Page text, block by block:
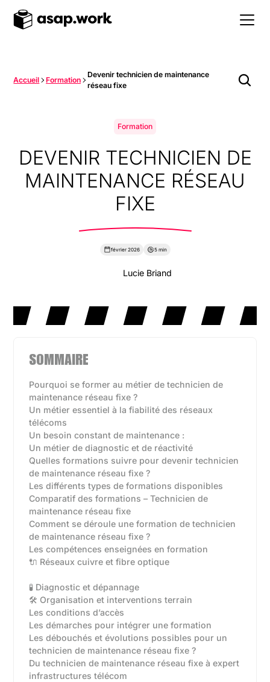
Accueil Formation
Devenir technicien de maintenance
réseau fixe
Formation
DEVENIR TECHNICIEN DE
MAINTENANCE RÉSEAU
FIXE
février 2026 5 min
Lucie Briand
SOMMAIRE
Pourquoi se former au métier de technicien de
maintenance réseau fixe ?
Un métier essentiel à la fiabilité des réseaux
télécoms
Un besoin constant de maintenance :
Un métier de diagnostic et de réactivité
Quelles formations suivre pour devenir technicien
de maintenance réseau fixe ?
Les différents types de formations disponibles‍
Comparatif des formations – Technicien de
maintenance réseau fixe
Comment se déroule une formation de technicien
de maintenance réseau fixe ?
Les compétences enseignées en formation
🔌 Réseaux cuivre et fibre optique
🧪 Diagnostic et dépannage
🛠️ Organisation et interventions terrain
Les conditions d’accès
Les démarches pour intégrer une formation
Les débouchés et évolutions possibles pour un
technicien de maintenance réseau fixe ?
Du technicien de maintenance réseau fixe à expert
infrastructures télécom‍